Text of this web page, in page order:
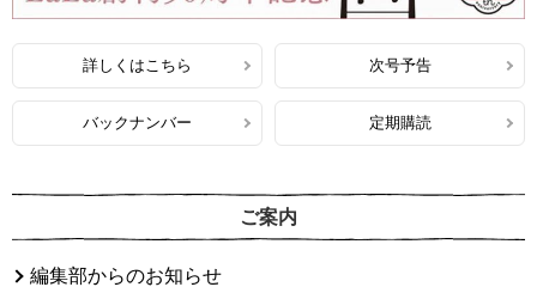
詳しくはこちら 次号予告
バックナンバー 定期購読
ご案内
編集部からのお知らせ